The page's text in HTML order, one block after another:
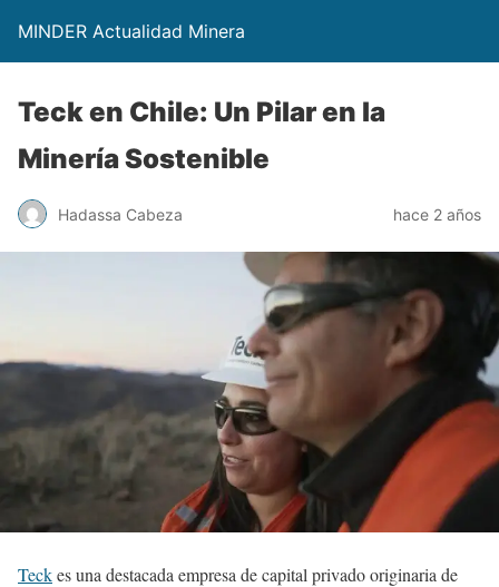
MINDER Actualidad Minera
Teck en Chile: Un Pilar en la
Minería Sostenible
Hadassa Cabeza hace 2 años
Teckes una destacada empresa de capital privado originaria de